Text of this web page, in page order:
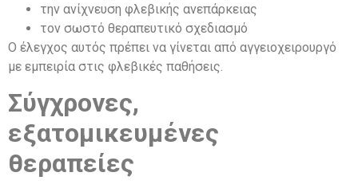
την ανίχνευση φλεβικής ανεπάρκειας
τον σωστό θεραπευτικό σχεδιασμό
Ο έλεγχος αυτός πρέπει να γίνεται από αγγειοχειρουργό
με εμπειρία στις φλεβικές παθήσεις.
Σύγχρονες,
εξατομικευμένες
θεραπείες